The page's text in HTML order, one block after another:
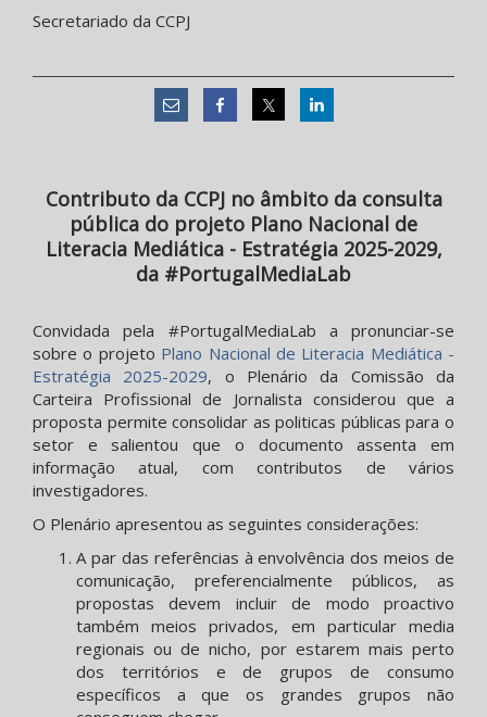
Secretariado da CCPJ
Contributo da CCPJ no âmbito da consulta
pública do projeto Plano Nacional de
Literacia Mediática - Estratégia 2025-2029,
da #PortugalMediaLab
Convidada pela #PortugalMediaLab a pronunciar-se
sobre o projeto Plano Nacional de Literacia Mediática -
Estratégia 2025-2029, o Plenário da Comissão da
Carteira Profissional de Jornalista considerou que a
proposta permite consolidar as politicas públicas para o
setor e salientou que o documento assenta em
informação atual, com contributos de vários
investigadores.
O Plenário apresentou as seguintes considerações:
A par das referências à envolvência dos meios de
comunicação, preferencialmente públicos, as
propostas devem incluir de modo proactivo
também meios privados, em particular media
regionais ou de nicho, por estarem mais perto
dos territórios e de grupos de consumo
específicos a que os grandes grupos não